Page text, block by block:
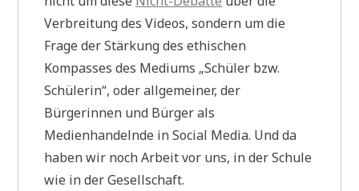
Verbreitung des Videos, sondern um die
Frage der Stärkung des ethischen
Kompasses des Mediums „Schüler bzw.
Schülerin“, oder allgemeiner, der
Bürgerinnen und Bürger als
Medienhandelnde in Social Media. Und da
haben wir noch Arbeit vor uns, in der Schule
wie in der Gesellschaft.